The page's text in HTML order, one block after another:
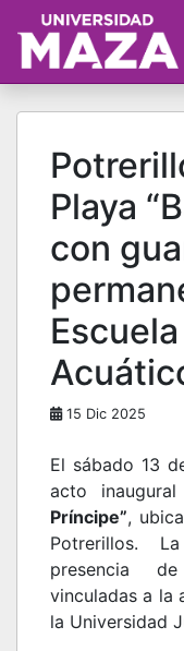
Playa
con
15 Dic 2025
El sábado 13
acto
Príncipe”,
Potrerillos.
presencia
vinculadas a la
la Universidad